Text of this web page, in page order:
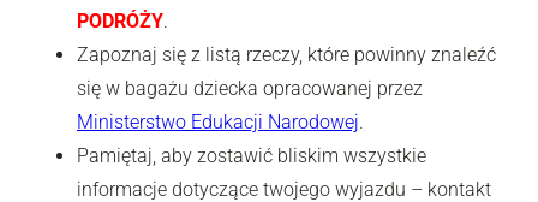
PODRÓŻY.
Zapoznaj się z listą rzeczy, które powinny znaleźć
się w bagażu dziecka opracowanej przez
Ministerstwo Edukacji Narodowej.
Pamiętaj, aby zostawić bliskim wszystkie
informacje dotyczące twojego wyjazdu – kontakt